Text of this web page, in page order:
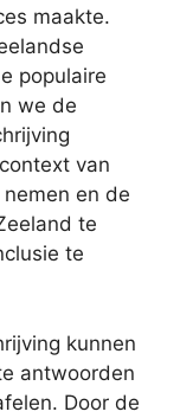
maakte.
populaire
we de
van
en de
te
te
kunnen
antwoorden
Door de